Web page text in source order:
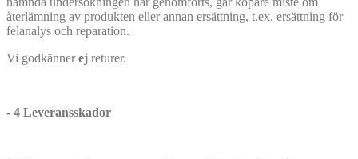
återlämning av produkten eller annan ersättning, t.ex. ersättning för
felanalys och reparation.
Vi godkännerej returer.
- 4 Leveransskador